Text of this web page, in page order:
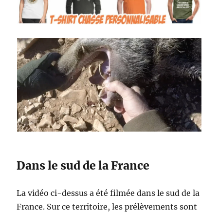
Dans le sud de la France
La vidéo ci-dessus a été filmée dans le sud de la
France. Sur ce territoire, les prélèvements sont